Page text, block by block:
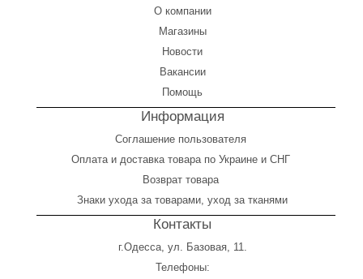
О компании
Магазины
Новости
Вакансии
Помощь
Информация
Соглашение пользователя
Оплата и доставка товара по Украине и СНГ
Возврат товара
Знаки ухода за товарами, уход за тканями
Контакты
г.Одесса, ул. Базовая, 11.
Телефоны: